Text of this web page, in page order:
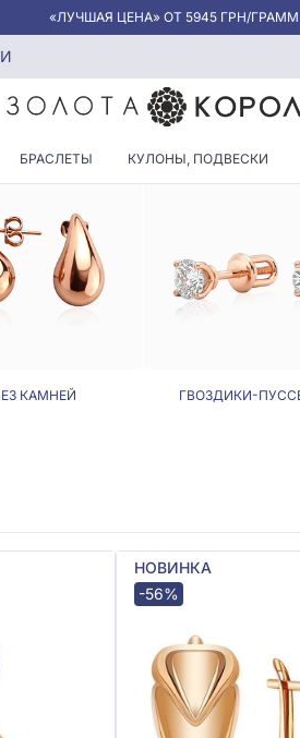
«ЛУЧШАЯ ЦЕНА» ОТ 5945 ГРН/ГРАММ
БРАСЛЕТЫ КУЛОНЫ, ПОДВЕСКИ
СЕРЬГИ В
КАМНЕЙ ГВОЗДИКИ-
НОВИНКА
-56%